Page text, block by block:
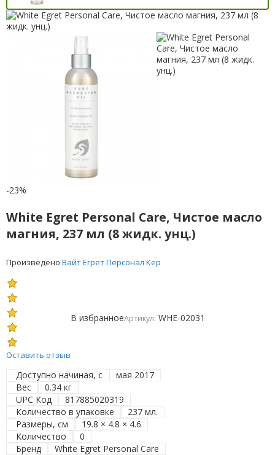
-23%
White Egret Personal Care, Чистое масло
магния, 237 мл (8 жидк. унц.)
Произведено Вайт Егрет Персонал Кер
Оставить отзыв
В избранноеАртикул: WHE-02031
Доступно начиная, с
мая 2017
Вес
0.34 кг
UPC Код
817885020319
Количество в упаковке
237 мл.
Размеры, см
19.8 × 4.8 × 4.6
Количество
0
Бренд
White Egret Personal Care